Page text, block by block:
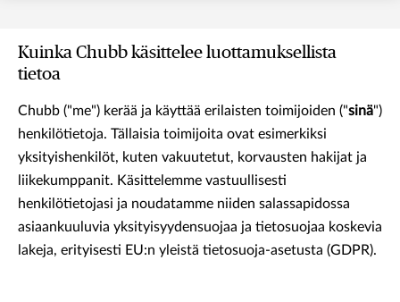
Kuinka Chubb käsittelee luottamuksellista
tietoa
Chubb ("me") kerää ja käyttää erilaisten toimijoiden ("sinä")
henkilötietoja. Tällaisia toimijoita ovat esimerkiksi
yksityishenkilöt, kuten vakuutetut, korvausten hakijat ja
liikekumppanit. Käsittelemme vastuullisesti
henkilötietojasi ja noudatamme niiden salassapidossa
asiaankuuluvia yksityisyydensuojaa ja tietosuojaa koskevia
lakeja, erityisesti EU:n yleistä tietosuoja-asetusta (GDPR).